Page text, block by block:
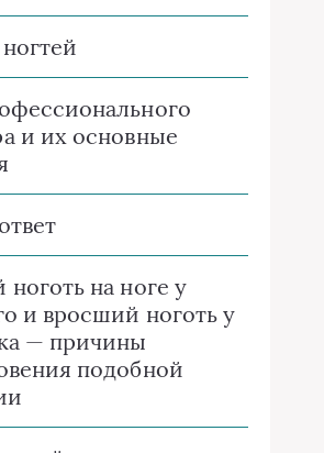
и их основные
на ноге у
и вросший ноготь у
— причины
подобной